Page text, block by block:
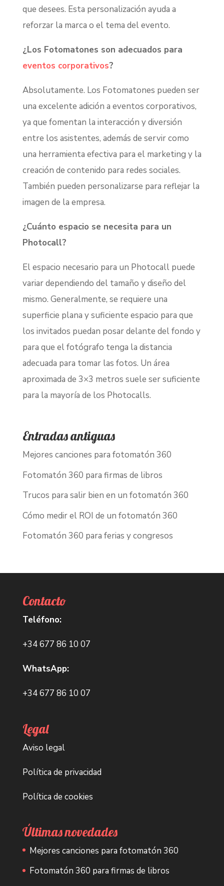
que desees. Esta personalización ayuda a
reforzar la marca o el tema del evento.
¿Los Fotomatones son adecuados para
eventos corporativos?
Absolutamente. Los Fotomatones pueden ser
una excelente adición a eventos corporativos,
ya que fomentan la interacción y diversión
entre los asistentes, además de servir como
una herramienta efectiva para el marketing y la
creación de contenido para redes sociales.
También pueden personalizarse para reflejar la
imagen de la empresa.
¿Cuánto espacio se necesita para un
Photocall?
El espacio necesario para un Photocall puede
variar dependiendo del tamaño y diseño del
mismo. Generalmente, se requiere una
superficie plana y suficiente espacio para que
los invitados puedan posar delante del fondo y
para que el fotógrafo tenga la distancia
adecuada para tomar las fotos. Un área
aproximada de 3×3 metros suele ser suficiente
para la mayoría de los Photocalls.
Entradas antiguas
Mejores canciones para fotomatón 360
Fotomatón 360 para firmas de libros
Trucos para salir bien en un fotomatón 360
Cómo medir el ROI de un fotomatón 360
Fotomatón 360 para ferias y congresos
Contacto
Teléfono:
+34 677 86 10 07
WhatsApp:
+34 677 86 10 07
Legal
Aviso legal
Política de privacidad
Política de cookies
Últimas novedades
Mejores canciones para fotomatón 360
Fotomatón 360 para firmas de libros